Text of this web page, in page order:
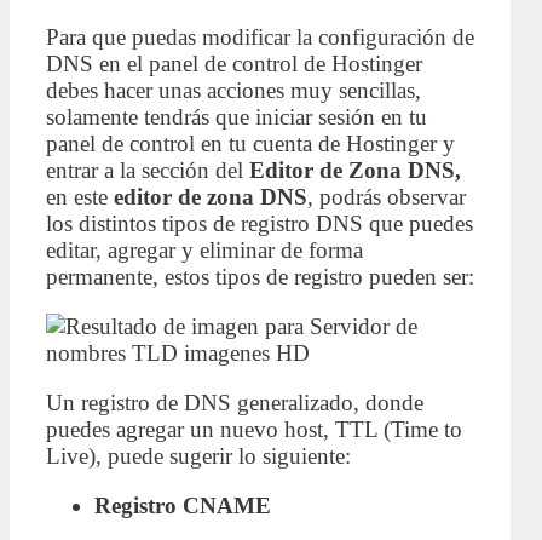
Para que puedas modificar la configuración de
DNS en el panel de control de Hostinger
debes hacer unas acciones muy sencillas,
solamente tendrás que iniciar sesión en tu
panel de control en tu cuenta de Hostinger y
entrar a la sección del Editor de Zona DNS,
en este editor de zona DNS, podrás observar
los distintos tipos de registro DNS que puedes
editar, agregar y eliminar de forma
permanente, estos tipos de registro pueden ser:
Un registro de DNS generalizado, donde
puedes agregar un nuevo host, TTL (Time to
Live), puede sugerir lo siguiente:
Registro CNAME